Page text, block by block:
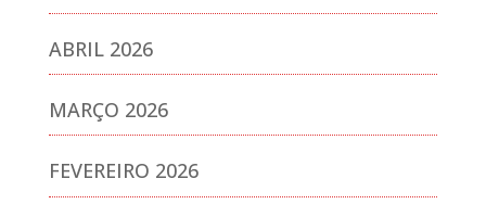
ABRIL 2026
MARÇO 2026
FEVEREIRO 2026